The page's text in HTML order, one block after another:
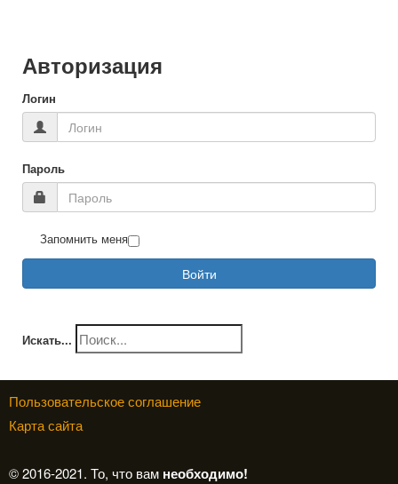
Авторизация
Логин
Пароль
Запомнить меня
Войти
Искать...
Пользовательское соглашение
Карта сайта
© 2016-2021. То, что вам необходимо!